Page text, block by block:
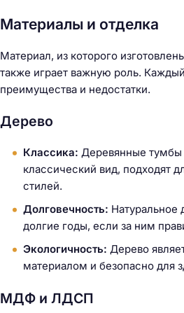
Материалы и отделка
Материал, из которого
также играет важную роль.
преимущества и недостатки.
Дерево
Классика: Деревянные
классический вид, подходят
стилей.
Долговечность: Натуральное
долгие годы, если за ним
Экологичность: Дерево
материалом и безопасно для
МДФ и ЛДСП